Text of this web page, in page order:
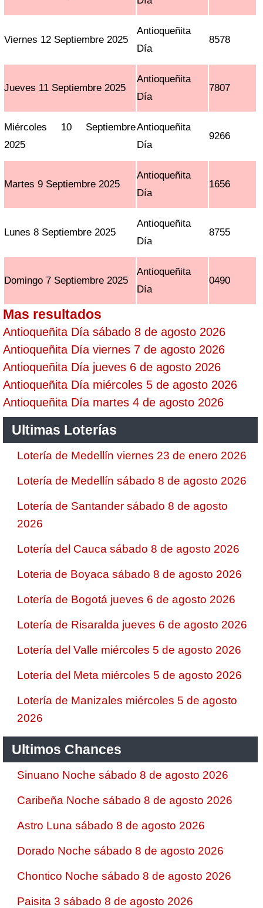
Viernes 12 Septiembre 2025
Antioqueñita
Día
8578
Jueves 11 Septiembre 2025
Antioqueñita
Día
7807
Miércoles 10 Septiembre
2025
Antioqueñita
Día
9266
Martes 9 Septiembre 2025
Antioqueñita
Día
1656
Lunes 8 Septiembre 2025
Antioqueñita
Día
8755
Domingo 7 Septiembre 2025
Antioqueñita
Día
0490
Mas resultados
Antioqueñita Día sábado 8 de agosto 2026
Antioqueñita Día viernes 7 de agosto 2026
Antioqueñita Día jueves 6 de agosto 2026
Antioqueñita Día miércoles 5 de agosto 2026
Antioqueñita Día martes 4 de agosto 2026
Ultimas Loterías
Lotería de Medellín viernes 23 de enero 2026
Lotería de Medellín sábado 8 de agosto 2026
Lotería de Santander sábado 8 de agosto
2026
Lotería del Cauca sábado 8 de agosto 2026
Loteria de Boyaca sábado 8 de agosto 2026
Lotería de Bogotá jueves 6 de agosto 2026
Lotería de Risaralda jueves 6 de agosto 2026
Lotería del Valle miércoles 5 de agosto 2026
Lotería del Meta miércoles 5 de agosto 2026
Lotería de Manizales miércoles 5 de agosto
2026
Ultimos Chances
Sinuano Noche sábado 8 de agosto 2026
Caribeña Noche sábado 8 de agosto 2026
Astro Luna sábado 8 de agosto 2026
Dorado Noche sábado 8 de agosto 2026
Chontico Noche sábado 8 de agosto 2026
Paisita 3 sábado 8 de agosto 2026